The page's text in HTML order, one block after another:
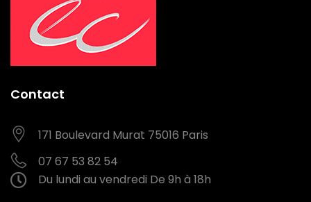
Contact
171 Boulevard Murat 75016 Paris
07 67 53 82 54
Du lundi au vendredi De 9h à 18h